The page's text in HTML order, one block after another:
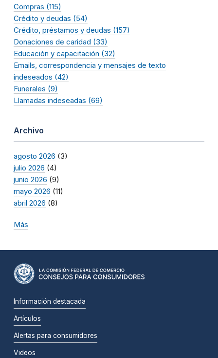
Compras (115)
Crédito y deudas (54)
Crédito, préstamos y deudas (157)
Donaciones de caridad (33)
Educación y capacitación (32)
Emails, correspondencia y mensajes de texto
indeseados (42)
Funerales (9)
Llamadas indeseadas (69)
Archivo
agosto 2026 (3)
julio 2026 (4)
junio 2026 (9)
mayo 2026 (11)
abril 2026 (8)
Más
Información destacada
Artículos
Alertas para consumidores
Videos